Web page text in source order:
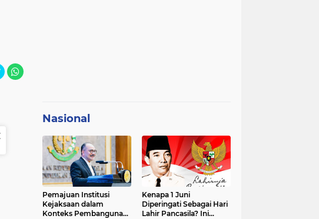
Nasional
Pemajuan Institusi
Kejaksaan dalam
Konteks Pembangunan
Kenapa 1 Juni
Diperingati Sebagai Hari
Lahir Pancasila? Ini